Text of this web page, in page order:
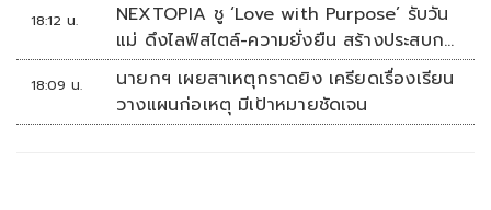
18:12 น.
NEXTOPIA ชู ‘Love with Purpose’ รับวัน
แม่ ดึงไลฟ์สไตล์-ความยั่งยืน สร้างประสบกา
รณ์ช้อปปิงมีความหมาย
18:09 น.
นายกฯ เผยสาเหตุกราดยิง เครียดเรื่องเรียน
วางแผนก่อเหตุ มีเป้าหมายชัดเจน